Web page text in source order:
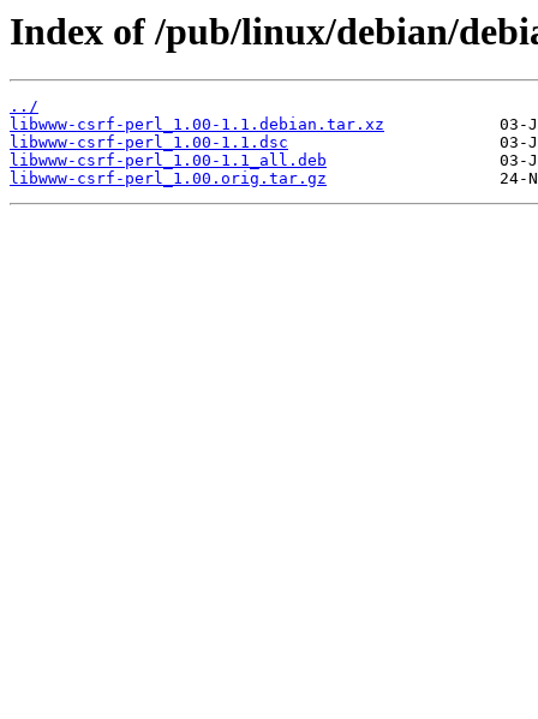
Index of /pub/linux/debian/
../
libwww-csrf-perl_1.00-1.1.debian.tar.xz
libwww-csrf-perl_1.00-1.1.dsc
libwww-csrf-perl_1.00-1.1_all.deb
libwww-csrf-perl_1.00.orig.tar.gz